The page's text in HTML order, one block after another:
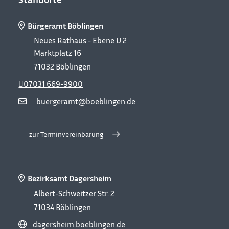
Bürgeramt Böblingen
Neues Rathaus - Ebene U 2
Marktplatz 16
71032 Böblingen
buergeramt@boeblingen.de
07031 669-9900
zur Terminvereinbarung
Bezirksamt Dagersheim
Albert-Schweitzer Str. 2
71034 Böblingen
dagersheim.boeblingen.de